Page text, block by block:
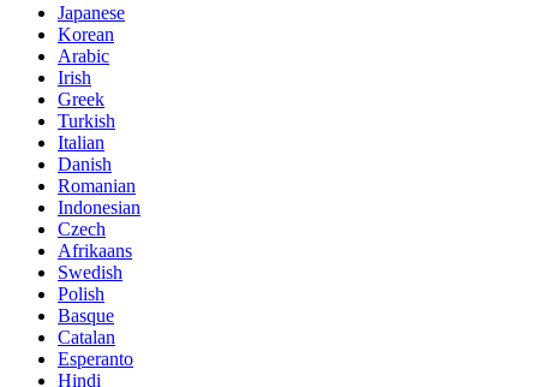
Japanese
Korean
Arabic
Irish
Greek
Turkish
Italian
Danish
Romanian
Indonesian
Czech
Afrikaans
Swedish
Polish
Basque
Catalan
Esperanto
Hindi